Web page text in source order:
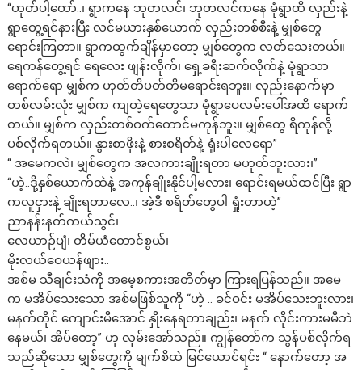
“ဟုတ်ပါ့တော်..၊ ရွာကနေ ဘုတလင်၊ ဘုတလင်ကနေ မုံရွာထိ လှည်းနဲ့
ရွာတွေ့ရင်နားပြီး လင်မယားနှစ်ယောက် လှည်းတစ်စီးနဲ့ မျှစ်တွေ
ရောင်းကြတာ။ ရွာကထွက်ချိန်မှာတော့ မျှစ်တွေက လတ်သေးတယ်။
ရေကန်တွေ့ရင် ရေလေး ဖျန်းလိုက်၊ ရှေ့ခရီးဆက်လိုက်နဲ့ မုံရွာသာ
ရောက်ရော မျှစ်က ဟုတ်တိပတ်တိမရောင်းရဘူး။ လှည်းနောက်မှာ
တစ်လမ်းလုံး မျှစ်က ကျတဲ့ရေတွေသာ မုံရွာပေလမ်းပေါ်အထိ ရောက်
တယ်။ မျှစ်က လှည်းတစ်ဝက်တောင်မကုန်ဘူး။ မျှစ်တွေ ရိကုန်လို့
ပစ်လိုက်ရတယ်။ နွားစာဖိုးနဲ့ စားစရိတ်နဲ့ ရှုံးပါလေရော”
“ အမေကလဲ၊ မျှစ်တွေက အလကားချိုးရတာ မဟုတ်ဘူးလား၊”
“ဟဲ့..ဒို့နှစ်ယောက်ထဲနဲ့ အကုန်ချိုးနိုင်ပါ့မလား၊ ရောင်းရမယ်ထင်ပြီး ရွာ
ကလူငှားနဲ့ ချိုးရတာလေ..၊ အဲ့ဒီ စရိတ်တွေပါ ရှုံးတာဟဲ့”
ညာနန်းနတ်ကယ်သွင်၊
လေယာဉ်ပျံ၊ တိမ်ယံတောင်စွယ်၊
မိုးလယ်ဝေယန်ဖျား..
အစ်မ သီချင်းသံကို အမေ့စကားအတိတ်မှာ ကြားရပြန်သည်။ အမေ
က မအိပ်သေးသော အစ်မဖြစ်သူကို “ဟဲ့ .. ခင်ဝင်း မအိပ်သေးဘူးလား၊
မနက်တိုင် ကျောင်းမီအောင် နှိုးနေရတာချည်း၊ မနက် လိုင်းကားမမီဘဲ
နေမယ်၊ အိပ်တော့” ဟု လှမ်းအော်သည်။ ကျွန်တော်က သွန်ပစ်လိုက်ရ
သည်ဆိုသော မျှစ်တွေကို မျက်စိထဲ မြင်ယောင်ရင်း “ နောက်တော့ အ